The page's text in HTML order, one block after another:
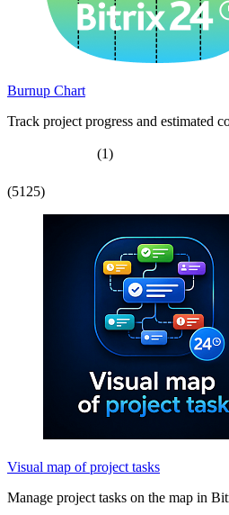
Burnup Chart
Track project progress and estimated
(1)
(5125)
Visual map of project tasks
Manage project tasks on the map in